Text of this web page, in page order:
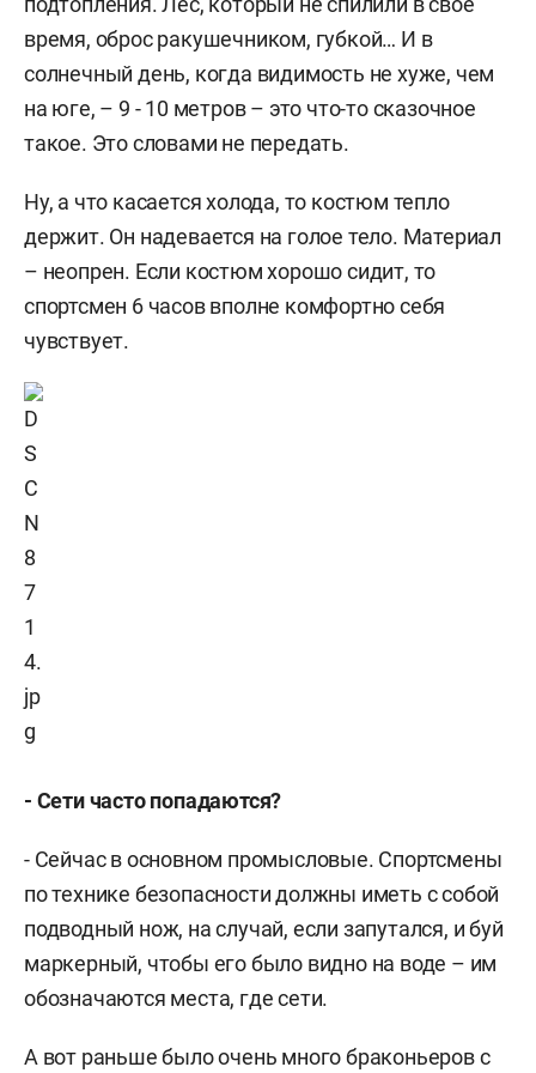
время, оброс ракушечником, губкой… И в
солнечный день, когда видимость не хуже, чем
на юге, – 9 - 10 метров – это что-то сказочное
такое. Это словами не передать.
Ну, а что касается холода, то костюм тепло
держит. Он надевается на голое тело. Материал
– неопрен. Если костюм хорошо сидит, то
спортсмен 6 часов вполне комфортно себя
чувствует.
- Сети часто попадаются?
- Сейчас в основном промысловые. Спортсмены
по технике безопасности должны иметь с собой
подводный нож, на случай, если запутался, и буй
маркерный, чтобы его было видно на воде – им
обозначаются места, где сети.
А вот раньше было очень много браконьеров с